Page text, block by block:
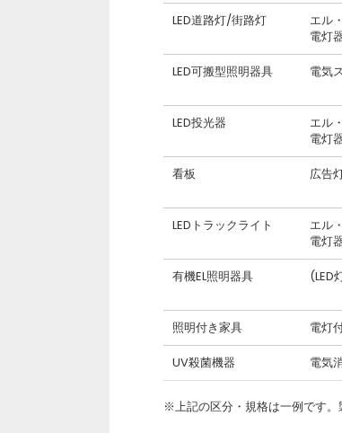
LED道路灯/街路灯
エル
電灯
LED可搬型照明器具 電気
LED投光器
エル
電灯
看板 広告
LEDトラックライト
エル
電灯
有機EL照明器具 (LED
照明付き家具 電灯
UV殺菌機器 電気
※上記の区分・規格は一例です。